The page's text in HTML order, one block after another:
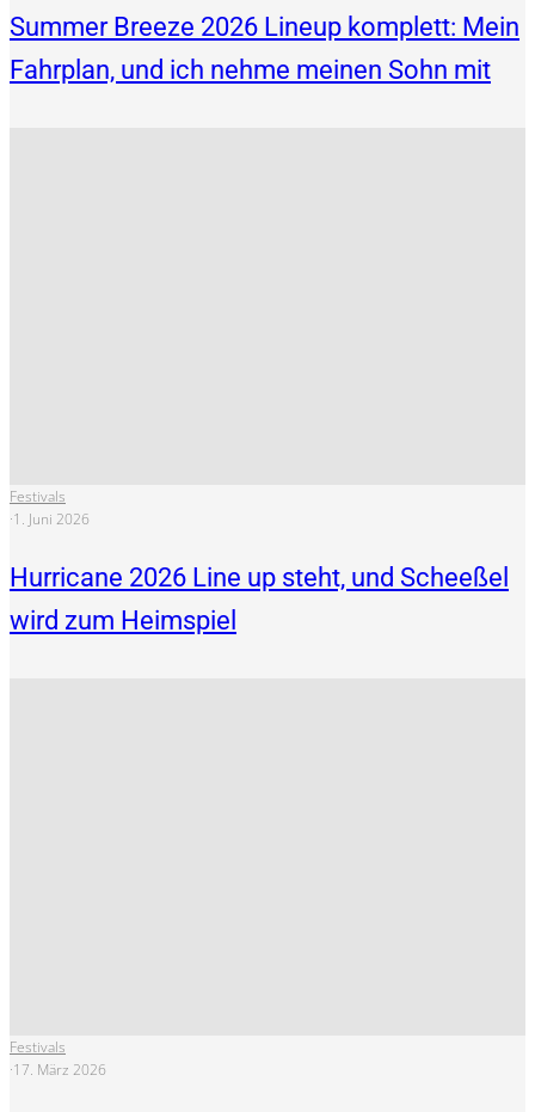
Summer Breeze 2026 Lineup komplett: Mein
Fahrplan, und ich nehme meinen Sohn mit
Festivals
·1. Juni 2026
Hurricane 2026 Line up steht, und Scheeßel
wird zum Heimspiel
Festivals
·17. März 2026